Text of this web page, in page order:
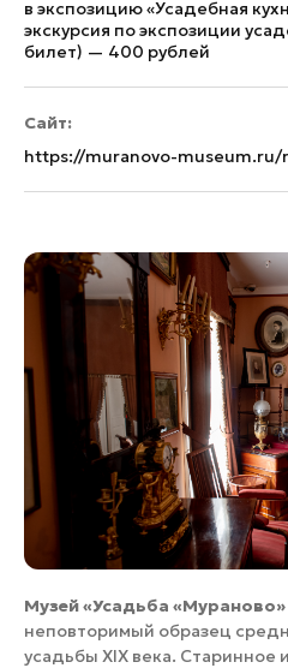
в экспозицию «Усадебная
экскурсия по экспозиции
билет) — 400 рублей
Сайт:
https://muranovo-museum.ru/
Музей «Усадьба
неповторимый образец
усадьбы XIX века.